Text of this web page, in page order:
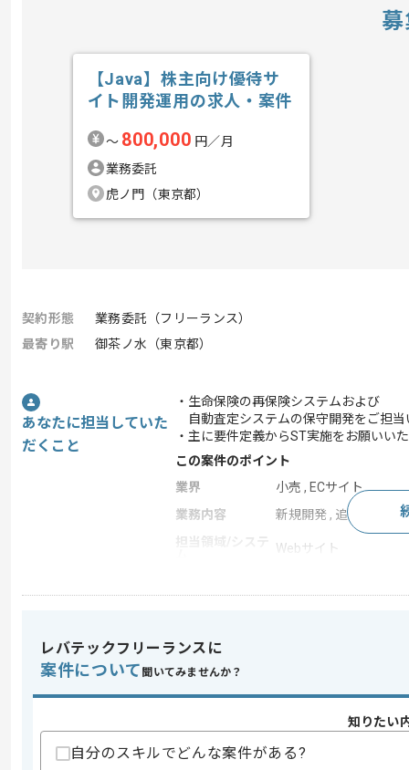
【Java】株主向け優待サ
イト開発運用の求人・案件
〜 800,000 円／月
業務委託
虎ノ門（東京都）
契約形態
業務委託（フリーランス）
最寄り駅
御茶ノ水（東京都）
あなたに担当していた
だくこと
・生命保険の再保険システムおよび
自動査定システムの保守開発をご担当
・主に要件定義からST実施をお願いい
この案件のポイント
業界
小売 , ECサイト
業務内容
新規開発 , 追加開発 ,
担当領域/システ
Webサイト
スキル
求めるスキル
・Javaを用いた開発経験(PG～ST)
・SQL操作経験
スキルに不安がある方へ
上記に似た経験やスキルをお持ちであれば申
レバテックフリーランスに
案件について 聞いてみませんか？
知りたい
自分のスキルでどんな案件がある?